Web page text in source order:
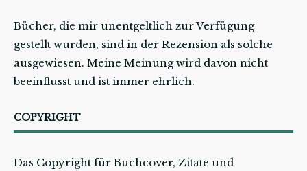
Bücher, die mir unentgeltlich zur Verfügung
gestellt wurden, sind in der Rezension als solche
ausgewiesen. Meine Meinung wird davon nicht
beeinflusst und ist immer ehrlich.
COPYRIGHT
Das Copyright für Buchcover, Zitate und